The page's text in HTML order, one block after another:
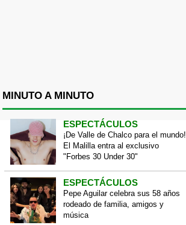
MINUTO A MINUTO
ESPECTÁCULOS
¡De Valle de Chalco para el mundo!
El Malilla entra al exclusivo
"Forbes 30 Under 30"
ESPECTÁCULOS
Pepe Aguilar celebra sus 58 años
rodeado de familia, amigos y
música